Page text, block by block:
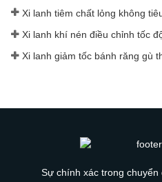
Sự chính xác trong chuyển